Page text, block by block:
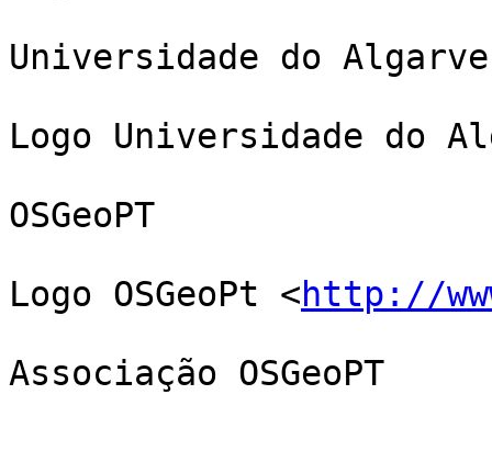
Universidade do Algarve
Logo Universidade do
OSGeoPT
Logo OSGeoPt <http://
Associação OSGeoPT